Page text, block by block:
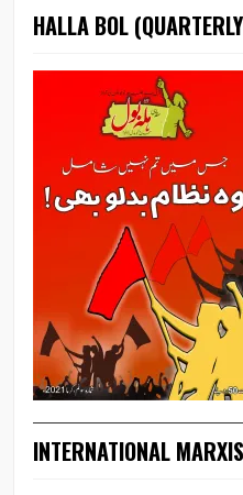
HALLA BOL
INTERNATIONAL